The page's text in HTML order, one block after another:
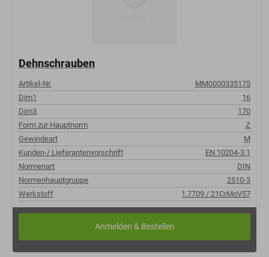
Dehnschrauben
Artikel-Nr.
MM0000335175
Dim1
16
Dim3
170
Form zur Hauptnorm
Z
Gewindeart
M
Kunden-/ Lieferantenvorschrift
EN 10204-3.1
Normenart
DIN
Normenhauptgruppe
2510-3
Werkstoff
1.7709 / 21CrMoV57